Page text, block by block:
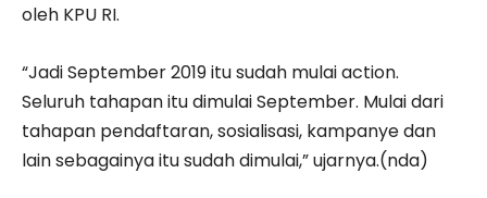
oleh KPU RI.
“Jadi September 2019 itu sudah mulai action.
Seluruh tahapan itu dimulai September. Mulai dari
tahapan pendaftaran, sosialisasi, kampanye dan
lain sebagainya itu sudah dimulai,” ujarnya.(nda)